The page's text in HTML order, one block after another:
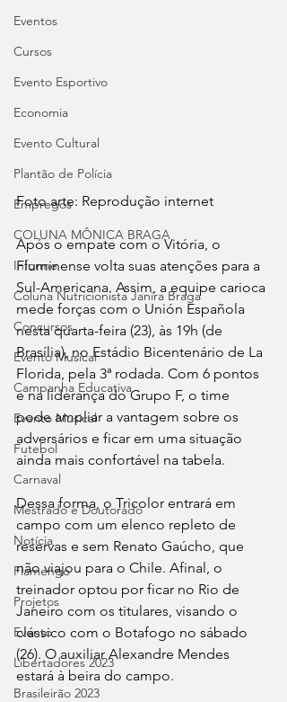
Eventos
Cursos
Evento Esportivo
Economia
Evento Cultural
Plantão de Polícia
Empregos
COLUNA MÔNICA BRAGA
Informe
Coluna Nutricionista Janira Braga
Concursos
Evento Musical
Campanha Educativa
Evento Musical
Futebol
Carnaval
Mestrado e Doutorado
Notícia
Flamengo
Projetos
Evento
Libertadores 2023
Brasileirão 2023
Foto arte: Reprodução internet
Após o empate com o Vitória, o
Fluminense volta suas atenções para a
Sul-Americana. Assim, a equipe carioca
mede forças com o Unión Española
nesta quarta-feira (23), às 19h (de
Brasília), no Estádio Bicentenário de La
Florida, pela 3ª rodada. Com 6 pontos
e na liderança do Grupo F, o time
pode ampliar a vantagem sobre os
adversários e ficar em uma situação
ainda mais confortável na tabela.
Dessa forma, o Tricolor entrará em
campo com um elenco repleto de
reservas e sem Renato Gaúcho, que
não viajou para o Chile. Afinal, o
treinador optou por ficar no Rio de
Janeiro com os titulares, visando o
clássico com o Botafogo no sábado
(26). O auxiliar Alexandre Mendes
estará à beira do campo.